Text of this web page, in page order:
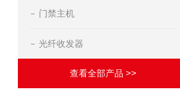
门禁主机
光纤收发器
查看全部产品 >>